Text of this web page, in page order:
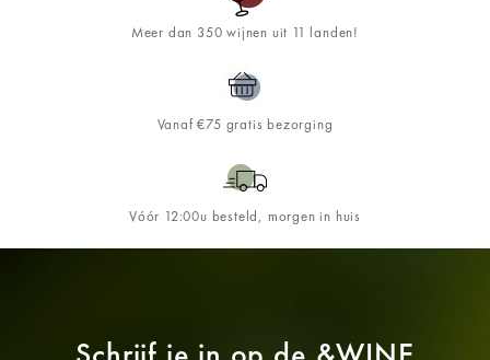
Meer dan 350 wijnen uit 11 landen!
Vanaf €75 gratis bezorging
Vóór 12:00u besteld, morgen in huis